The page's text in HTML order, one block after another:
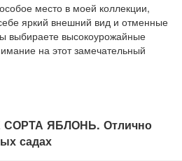
место в моей коллекции,
яркий внешний вид и отменные
выбираете высокоурожайные
на этот замечательный
ЯБЛОНЬ. Отлично
садах